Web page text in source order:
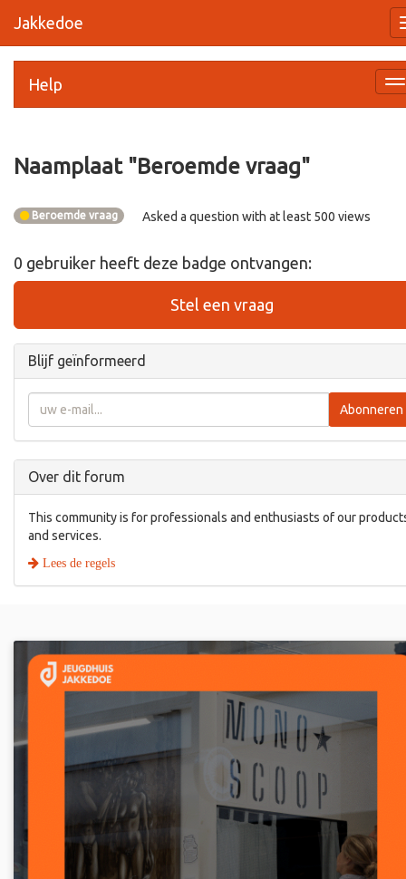
Jakkedoe
Help
Naamplaat "Beroemde vraag"
Beroemde vraag Asked a question with at least 500 views
0 gebruiker heeft deze badge ontvangen:
Stel een vraag
Blijf geïnformeerd
Abonneren
Over dit forum
This community is for professionals and enthusiasts of our
and services.
Lees de regels